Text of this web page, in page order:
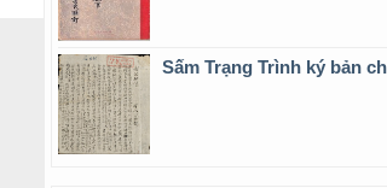
Sấm Trạng Trình ký bản